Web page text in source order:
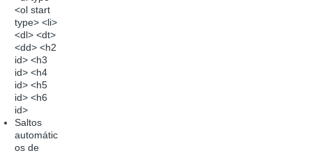
<ol start
type> <li>
<dl> <dt>
<dd> <h2
id> <h3
id> <h4
id> <h5
id> <h6
id>
Saltos
automátic
os de